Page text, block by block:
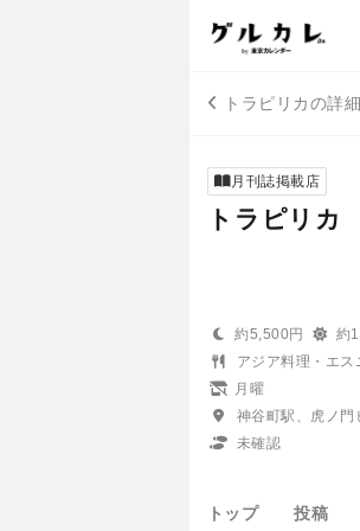
トラピリカの詳
月刊誌掲載店
トラピリカ
約5,500円
約
アジア料理・エ
月曜
神谷町駅、虎ノ門
未確認
トップ 投稿